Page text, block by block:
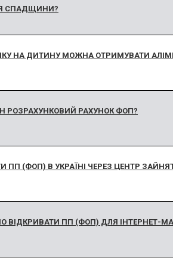
СПАДЩИНИ?
НА ДИТИНУ МОЖНА ОТРИМУВАТИ
РОЗРАХУНКОВИЙ РАХУНОК ФОП?
ПП (ФОП) В УКРАЇНІ ЧЕРЕЗ ЦЕНТР
ВІДКРИВАТИ ПП (ФОП) ДЛЯ ІНТЕРНЕТ-